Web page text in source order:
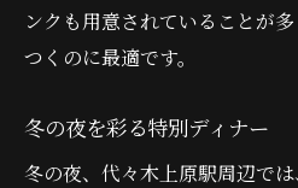
ンクも用意されていることが
つくのに最適です。
冬の夜を彩る特別ディナー
冬の夜、代々木上原駅周辺で